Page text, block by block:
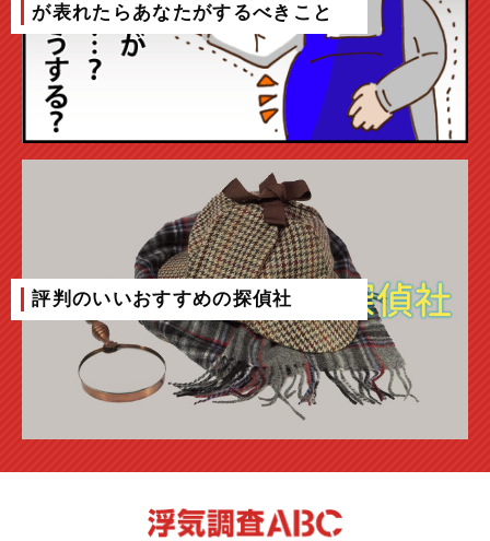
が表れたらあなたがするべきこと
評判のいいおすすめの探偵社